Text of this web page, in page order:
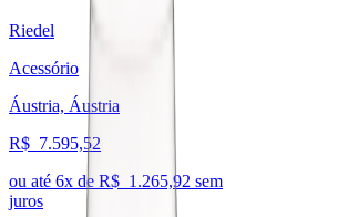
Riedel
Acessório
Áustria, Áustria
R$ 7.595,52
ou até 6x de R$ 1.265,92 sem
juros